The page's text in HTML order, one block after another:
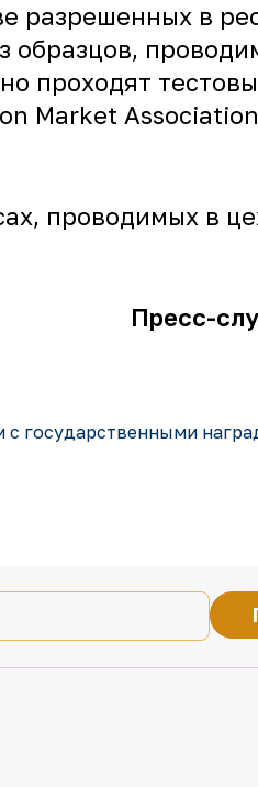
разрешенных в
образцов,
проходят
Market
проводимых в
Пресс-
с государственными